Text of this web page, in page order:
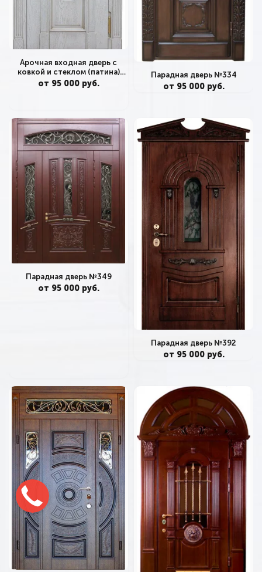
Арочная входная дверь с
ковкой и стеклом (патина)
№362
от 95 000 руб.
Парадная дверь №334
от 95 000 руб.
Парадная дверь №349
от 95 000 руб.
Парадная дверь №392
от 95 000 руб.